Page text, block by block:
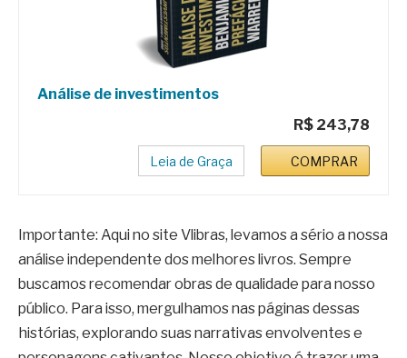
Análise de investimentos
R$ 243,78
Leia de Graça COMPRAR
Importante: Aqui no site Vlibras, levamos a sério a nossa
análise independente dos melhores livros. Sempre
buscamos recomendar obras de qualidade para nosso
público. Para isso, mergulhamos nas páginas dessas
histórias, explorando suas narrativas envolventes e